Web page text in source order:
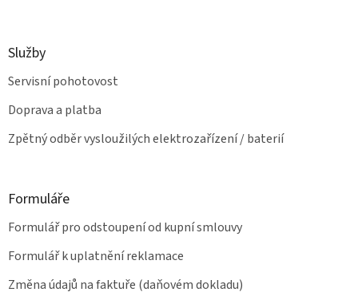
Služby
Servisní pohotovost
Doprava a platba
Zpětný odběr vysloužilých elektrozařízení / baterií
Formuláře
Formulář pro odstoupení od kupní smlouvy
Formulář k uplatnění reklamace
Změna údajů na faktuře (daňovém dokladu)